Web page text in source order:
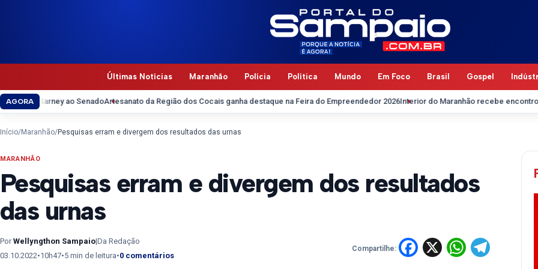
Últimas Notícias Maranhão Polícia Política Mundo Em Foco Brasil Gospel
AGORAao SenadoArtesanato da Região dos Cocais ganha destaque na Feira do Empreendedor 2026Interior do Maranhão recebe encontros
Início/Maranhão/Pesquisas erram e divergem dos resultados das urnas
MARANHÃO
Pesquisas erram e divergem dos resultados
das urnas
PorWellyngthon Sampaio|Da Redação
03.10.2022•10h47•5 min de leitura•0 comentários
Compartilhe: Facebook
X